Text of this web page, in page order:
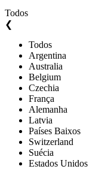
Todos
❮
Todos
Argentina
Australia
Belgium
Czechia
França
Alemanha
Latvia
Países Baixos
Switzerland
Suécia
Estados Unidos